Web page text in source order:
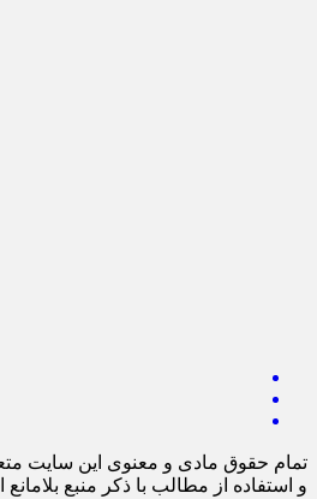
تمام حقوق مادی و معنوی این سایت
و استفاده از مطالب با ذکر منبع